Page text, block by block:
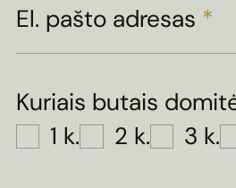
El. pašto adresas *
Kuriais butais
1 k.
2 k. 3 k.